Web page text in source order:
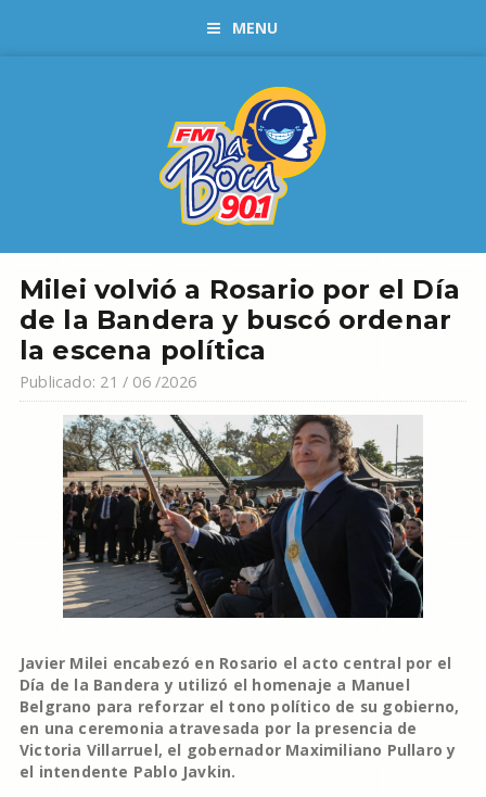
MENU
Milei volvió a Rosario por el Día
de la Bandera y buscó ordenar
la escena política
Publicado: 21 / 06 /2026
Javier Milei encabezó en Rosario el acto central por el
Día de la Bandera y utilizó el homenaje a Manuel
Belgrano para reforzar el tono político de su gobierno,
en una ceremonia atravesada por la presencia de
Victoria Villarruel, el gobernador Maximiliano Pullaro y
el intendente Pablo Javkin.